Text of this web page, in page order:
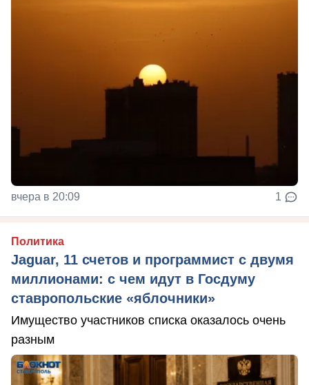
вчера в 20:09 1
Политика
Jaguar, 11 счетов и программист с двумя
миллионами: с чем идут в Госдуму
ставропольские «яблочники»
Имущество участников списка оказалось очень
разным